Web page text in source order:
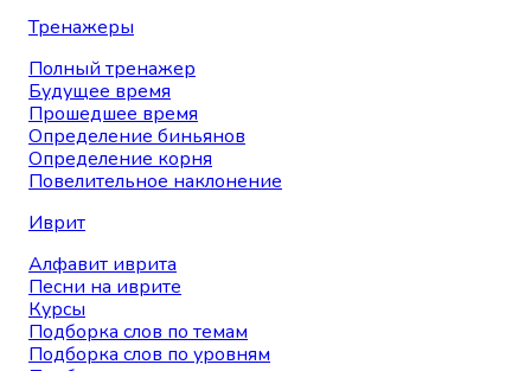
Тренажеры
Полный тренажер
Будущее время
Прошедшее время
Определение биньянов
Определение корня
Повелительное наклонение
Иврит
Алфавит иврита
Песни на иврите
Курсы
Подборка слов по темам
Подборка слов по уровням